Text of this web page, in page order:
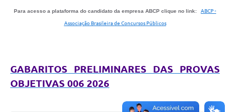
Banco do Povo
Para acesso a plataforma do candidato da empresa ABCP clique no link: ABCP -
Associação Brasileira de Concursos Públicos
GABARITOS PRELIMINARES DAS PROVAS
OBJETIVAS 006 2026